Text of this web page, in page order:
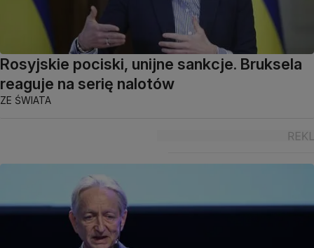
Rosyjskie pociski, unijne sankcje. Bruksela
reaguje na serię nalotów
ZE ŚWIATA